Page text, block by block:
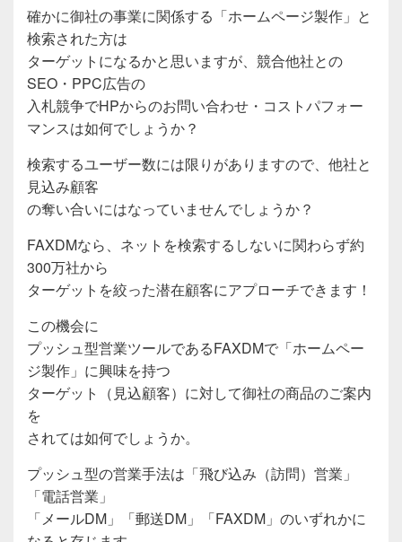
確かに御社の事業に関係する「ホームページ製作」と
検索された方は
ターゲットになるかと思いますが、競合他社との
SEO・PPC広告の
入札競争でHPからのお問い合わせ・コストパフォー
マンスは如何でしょうか？
検索するユーザー数には限りがありますので、他社と
見込み顧客
の奪い合いにはなっていませんでしょうか？
FAXDMなら、ネットを検索するしないに関わらず約
300万社から
ターゲットを絞った潜在顧客にアプローチできます！
この機会に
プッシュ型営業ツールであるFAXDMで「ホームペー
ジ製作」に興味を持つ
ターゲット（見込顧客）に対して御社の商品のご案内
を
されては如何でしょうか。
プッシュ型の営業手法は「飛び込み（訪問）営業」
「電話営業」
「メールDM」「郵送DM」「FAXDM」のいずれかに